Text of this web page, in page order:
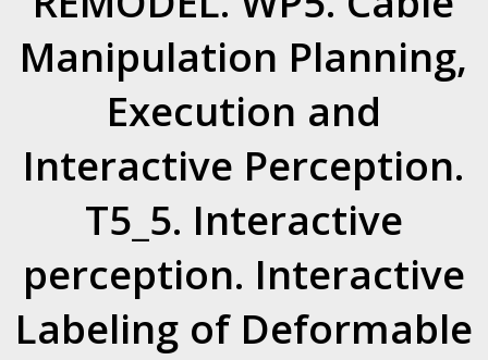
Manipulation Planning,
Execution and
Interactive Perception.
T5_5. Interactive
perception. Interactive
Labeling of Deformable